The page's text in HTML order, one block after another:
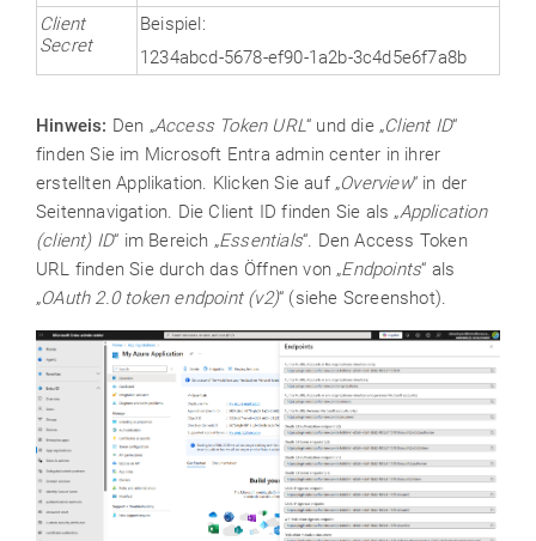
Client
Secret
Beispiel:
1234abcd-5678-ef90-1a2b-3c4d5e6f7a8b
Hinweis: Den „Access Token URL“ und die „Client ID“
finden Sie im Microsoft Entra admin center in ihrer
erstellten Applikation. Klicken Sie auf „Overview“ in der
Seitennavigation. Die Client ID finden Sie als „Application
(client) ID“ im Bereich „Essentials“. Den Access Token
URL finden Sie durch das Öffnen von „Endpoints“ als
„OAuth 2.0 token endpoint (v2)“ (siehe Screenshot).